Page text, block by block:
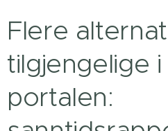
Flere
tilgjengelige i
portalen: